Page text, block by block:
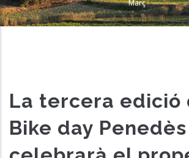
Març
La tercera edició
Bike day